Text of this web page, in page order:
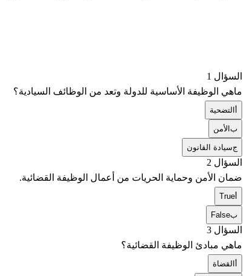
السؤال 1
ماهي الوظيفة الأساسية للدولة وتعد من الوظائف السيادية؟
أ التضحية
ب الأمن
جسيادة القانون
السؤال 2
ضمان الأمن وحماية الحريات من أعمال الوظيفة القضائية.
أTrue
بFalse
السؤال 3
ماهي مبادئ الوظيفة القضائية؟
أ القضاة